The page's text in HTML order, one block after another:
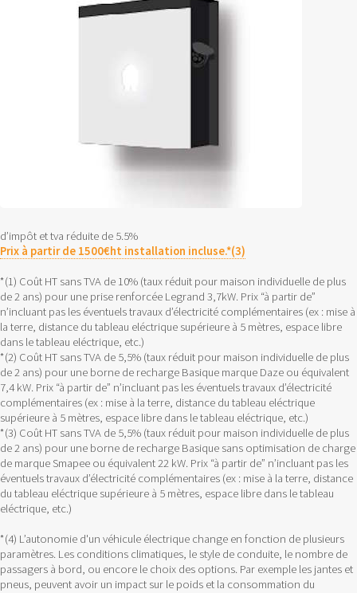
d’impôt et tva réduite de 5.5%
Prix à partir de 1500€ht installation incluse.*(3)
*(1) Coût HT sans TVA de 10% (taux réduit pour maison individuelle de plus
de 2 ans) pour une prise renforcée Legrand 3,7kW. Prix “à partir de”
n’incluant pas les éventuels travaux d’électricité complémentaires (ex : mise à
la terre, distance du tableau eléctrique supérieure à 5 mètres, espace libre
dans le tableau eléctrique, etc.)
*(2) Coût HT sans TVA de 5,5% (taux réduit pour maison individuelle de plus
de 2 ans) pour une borne de recharge Basique marque Daze ou équivalent
7,4 kW. Prix “à partir de” n’incluant pas les éventuels travaux d’électricité
complémentaires (ex : mise à la terre, distance du tableau eléctrique
supérieure à 5 mètres, espace libre dans le tableau eléctrique, etc.)
*(3) Coût HT sans TVA de 5,5% (taux réduit pour maison individuelle de plus
de 2 ans) pour une borne de recharge Basique sans optimisation de charge
de marque Smapee ou équivalent 22 kW. Prix “à partir de” n’incluant pas les
éventuels travaux d’électricité complémentaires (ex : mise à la terre, distance
du tableau eléctrique supérieure à 5 mètres, espace libre dans le tableau
eléctrique, etc.)
*(4) L’autonomie d'un véhicule électrique change en fonction de plusieurs
paramètres. Les conditions climatiques, le style de conduite, le nombre de
passagers à bord, ou encore le choix des options. Par exemple les jantes et
pneus, peuvent avoir un impact sur le poids et la consommation du